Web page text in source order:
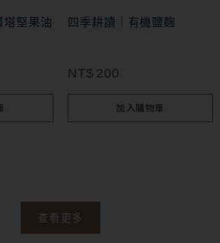
塔堅果油
四季耕讀｜有機鹽麴
NT$ 200
加入購物車
查看更多